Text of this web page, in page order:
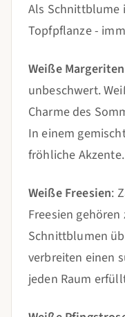
Als Schnittblume
Topfpflanze -
Weiße Margeriten
unbeschwert.
Charme des
In einem
fröhliche Akzente.
Weiße Freesien:
Freesien
Schnittblumen
verbreiten einen
jeden Raum